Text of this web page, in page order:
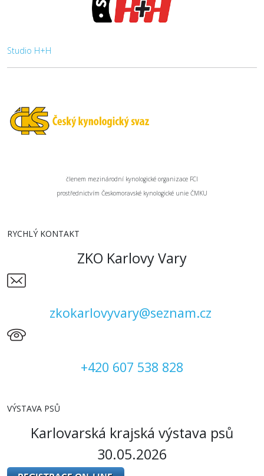
Studio H+H
členem mezinárodní kynologické organizace FCI
prostřednictvím Českomoravské kynologické unie ČMKU
RYCHLÝ KONTAKT
ZKO Karlovy Vary
zkokarlovyvary@seznam.cz
+420 607 538 828
VÝSTAVA PSŮ
Karlovarská krajská výstava psů
30.05.2026